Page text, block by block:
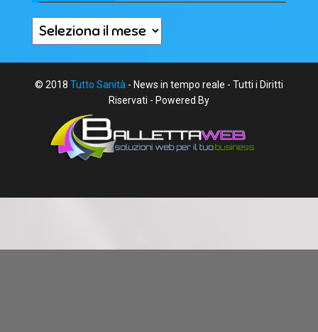
Archivi
© 2018 Tutto Sanità - News in tempo reale - Tutti i Diritti
Riservati - Powered By